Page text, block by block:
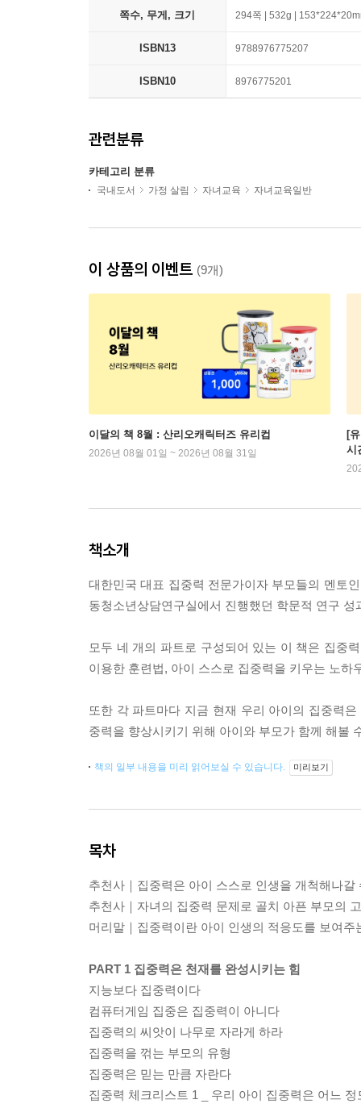
쪽수, 무게, 크기 294쪽 | 532g |
ISBN13 9788976775207
ISBN10 8976775201
관련분류
카테고리 분류
국내도서 가정 살림 자녀교육 자녀교육일반
이 상품의 이벤트 (9개)
이달의 책 8월 : 산리오캐릭터즈 유리컵
2026년 08월 01일 ~ 2026년 08월 31일
[
시
책소개
대한민국 대표 집중력 전문가이자 부모들의 멘토
동청소년상담연구실에서 진행했던 학문적 연구
모두 네 개의 파트로 구성되어 있는 이 책은 집중
이용한 훈련법, 아이 스스로 집중력을 키우는 노
또한 각 파트마다 지금 현재 우리 아이의 집중력
중력을 향상시키기 위해 아이와 부모가 함께 해볼
책의 일부 내용을 미리 읽어보실 수 있습니다. 미리보기
목차
추천사｜집중력은 아이 스스로 인생을 개척해나갈
추천사｜자녀의 집중력 문제로 골치 아픈 부모의
머리말｜집중력이란 아이 인생의 적응도를 보여
PART 1 집중력은 천재를 완성시키는 힘
지능보다 집중력이다
컴퓨터게임 집중은 집중력이 아니다
집중력의 씨앗이 나무로 자라게 하라
집중력을 꺾는 부모의 유형
집중력은 믿는 만큼 자란다
집중력 체크리스트 1 _ 우리 아이 집중력은 어느 정